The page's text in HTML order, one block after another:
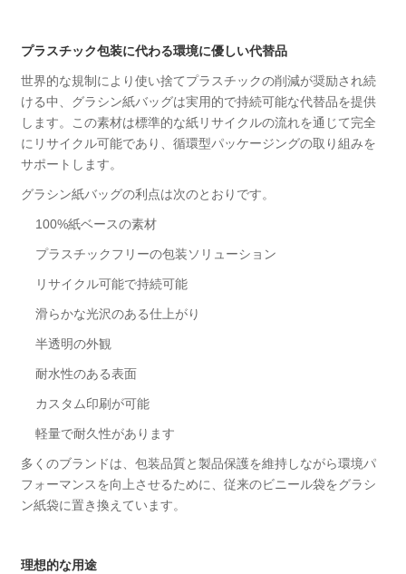
プラスチック包装に代わる環境に優しい代替品
世界的な規制により使い捨てプラスチックの削減が奨励され続
ける中、グラシン紙バッグは実用的で持続可能な代替品を提供
します。この素材は標準的な紙リサイクルの流れを通じて完全
にリサイクル可能であり、循環型パッケージングの取り組みを
サポートします。
グラシン紙バッグの利点は次のとおりです。
100%紙ベースの素材
プラスチックフリーの包装ソリューション
リサイクル可能で持続可能
滑らかな光沢のある仕上がり
半透明の外観
耐水性のある表面
カスタム印刷が可能
軽量で耐久性があります
多くのブランドは、包装品質と製品保護を維持しながら環境パ
フォーマンスを向上させるために、従来のビニール袋をグラシ
ン紙袋に置き換えています。
理想的な用途